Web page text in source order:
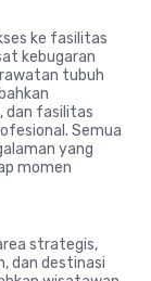
ke fasilitas
kebugaran
tubuh
dan fasilitas
Semua
yang
momen
strategis,
dan destinasi